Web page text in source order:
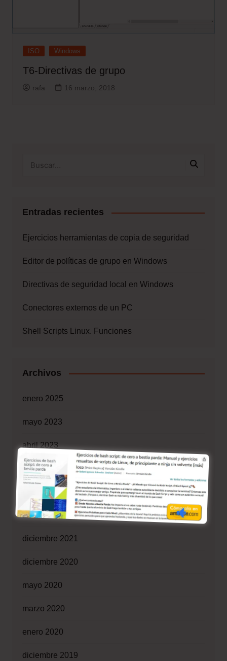
ISO Windows
T6-Directivas de grupo
rafa 16 marzo, 2018
Entradas recientes
Ejercicios herramientas de copia de seguridad
Editor de políticas de grupo en Windows
Directivas de seguridad local en Windows
Conectores externos de un PC
Shell Scripts Linux. Funciones
Archivos
enero 2025
mayo 2023
abril 2023
marzo 2022
febrero 2022
enero 2022
diciembre 2021
diciembre 2020
mayo 2020
marzo 2020
enero 2020
diciembre 2019